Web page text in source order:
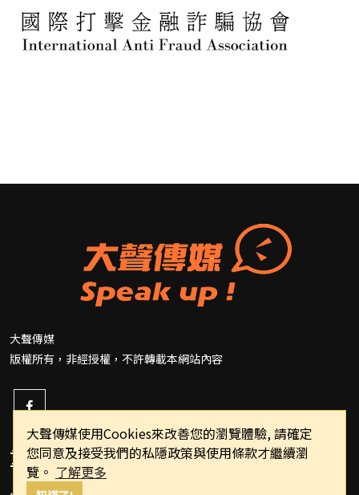
大聲傳媒使用Cookies來改善您的瀏覽體驗, 請確定
您同意及接受我們的私隱政策與使用條款才繼續瀏
覽。 了解更多
大聲傳媒
版權所有，非經授權，不許轉載本網站內容
重要連結